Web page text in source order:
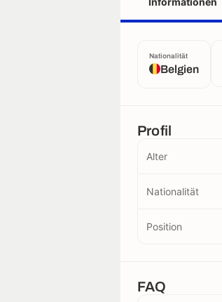
Nationalität
Belgien
Profil
Alter
Nationalität
Position
FAQ